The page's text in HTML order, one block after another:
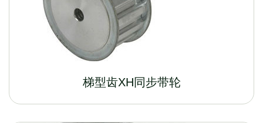
梯型齿XH同步带轮